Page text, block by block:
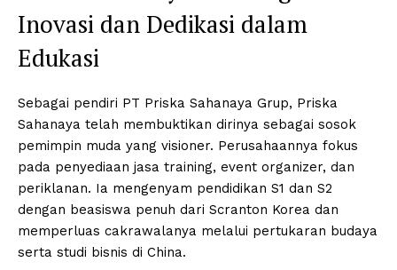
Inovasi dan Dedikasi dalam
Edukasi
Sebagai pendiri PT Priska Sahanaya Grup, Priska
Sahanaya telah membuktikan dirinya sebagai sosok
pemimpin muda yang visioner. Perusahaannya fokus
pada penyediaan jasa training, event organizer, dan
periklanan. Ia mengenyam pendidikan S1 dan S2
dengan beasiswa penuh dari Scranton Korea dan
memperluas cakrawalanya melalui pertukaran budaya
serta studi bisnis di China.